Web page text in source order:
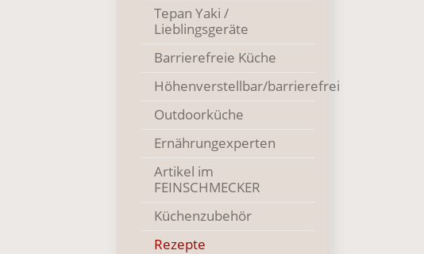
Tepan Yaki /
Lieblingsgeräte
Barrierefreie Küche
Höhenverstellbar/barrierefrei
Outdoorküche
Ernährungexperten
Artikel im
FEINSCHMECKER
Küchenzubehör
Rezepte